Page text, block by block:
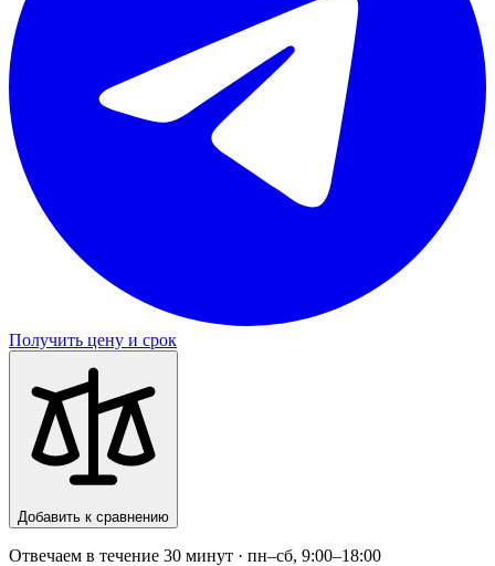
Получить цену и срок
Добавить к сравнению
Отвечаем в течение 30 минут · пн–сб, 9:00–18:00